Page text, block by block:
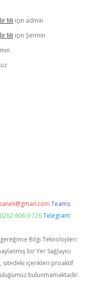
Mi için admin
Mi için Şermin
Teams:
606 0 726 Telegram:
gereğince Bilgi Teknolojileri
bir Yer Sağlayıcı
sitedeki içerikleri proaktif
bulunmamaktadır.